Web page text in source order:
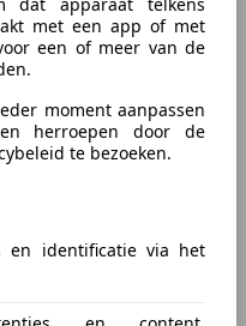
met een app of met
een of meer van de
moment aanpassen
herroepen door de
te bezoeken.
en identificatie via het